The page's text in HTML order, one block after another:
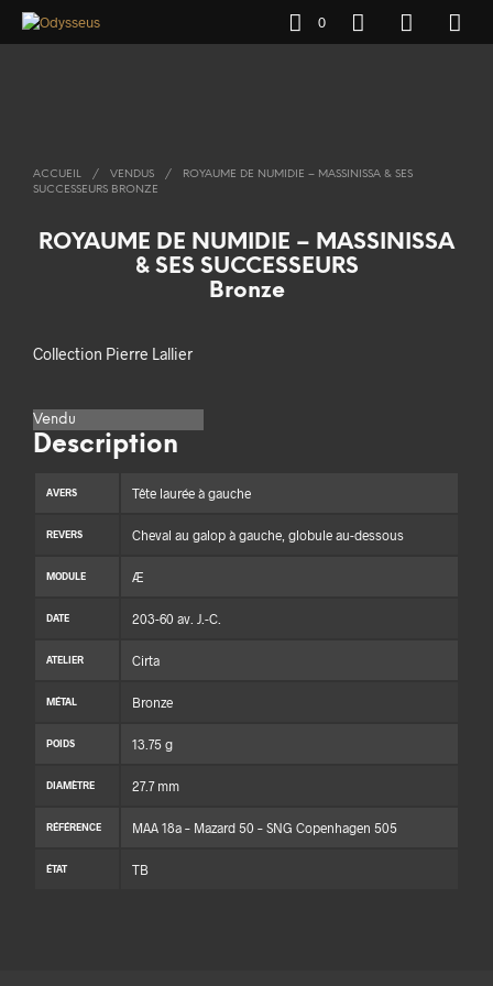
0
ACCUEIL / VENDUS /
ROYAUME DE NUMIDIE – MASSINISSA & SES
SUCCESSEURS BRONZE
ROYAUME DE NUMIDIE – MASSINISSA
& SES SUCCESSEURS
Bronze
Collection Pierre Lallier
Vendu
Description
AVERS Tête laurée à gauche
REVERS Cheval au galop à gauche, globule au-dessous
MODULE Æ
DATE 203-60 av. J.-C.
ATELIER Cirta
MÉTAL Bronze
POIDS 13.75 g
DIAMÈTRE 27.7 mm
RÉFÉRENCE MAA 18a – Mazard 50 – SNG Copenhagen 505
ÉTAT TB